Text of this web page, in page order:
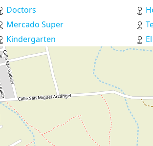
Doctors
Mercado Super
Kindergarten